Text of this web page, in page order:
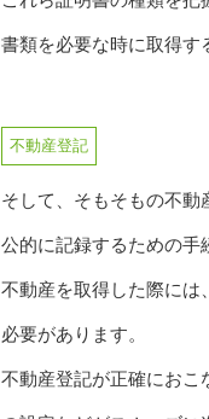
書類を必要な時に取得す
不動産登記
そして、そもそもの不動
公的に記録するための手
不動産を取得した際には
必要があります。
不動産登記が正確におこ